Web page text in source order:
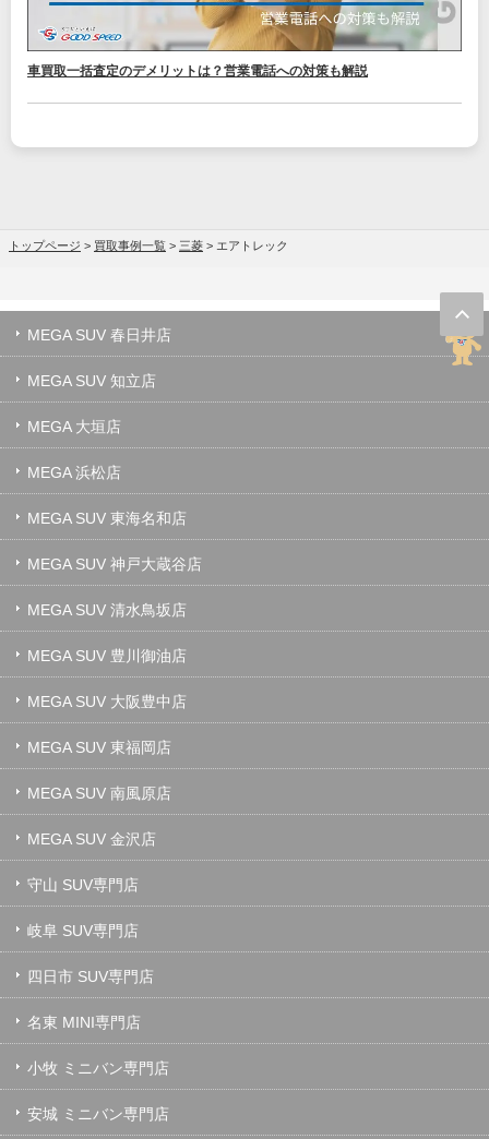
車買取一括査定のデメリットは？営業電話への対策も解説
トップページ > 買取事例一覧 > 三菱 > エアトレック
MEGA SUV 春日井店
MEGA SUV 知立店
MEGA 大垣店
MEGA 浜松店
MEGA SUV 東海名和店
MEGA SUV 神戸大蔵谷店
MEGA SUV 清水鳥坂店
MEGA SUV 豊川御油店
MEGA SUV 大阪豊中店
MEGA SUV 東福岡店
MEGA SUV 南風原店
MEGA SUV 金沢店
守山 SUV専門店
岐阜 SUV専門店
四日市 SUV専門店
名東 MINI専門店
小牧 ミニバン専門店
安城 ミニバン専門店